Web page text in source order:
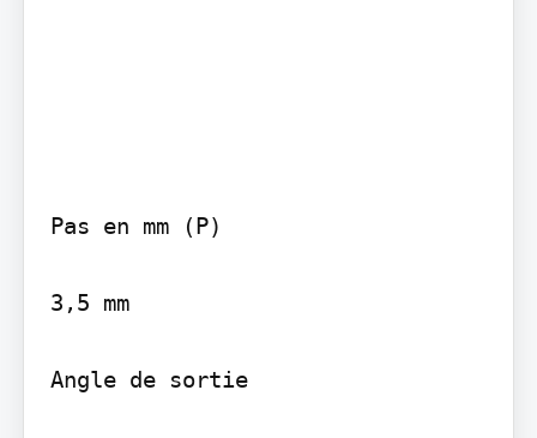
Pas en mm (P)
3,5 mm
Angle de sortie